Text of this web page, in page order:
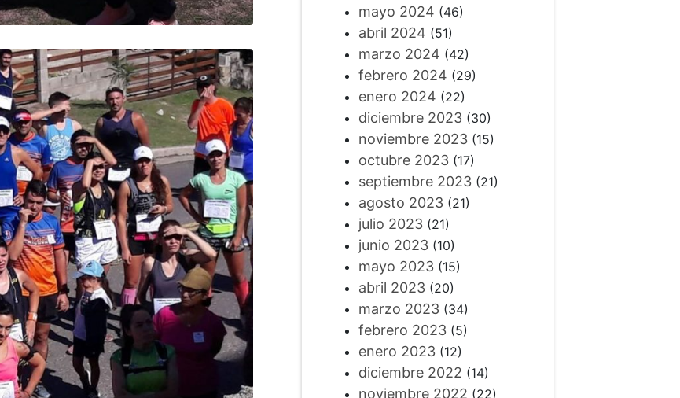
mayo 2024 (46)
abril 2024 (51)
marzo 2024 (42)
febrero 2024 (29)
enero 2024 (22)
diciembre 2023(30)
noviembre 2023(15)
octubre 2023(17)
septiembre 2023(21)
agosto 2023(21)
julio 2023(21)
junio 2023(10)
mayo 2023(15)
abril 2023(20)
marzo 2023(34)
febrero 2023(5)
enero 2023(12)
diciembre 2022 (14)
noviembre 2022 (22)